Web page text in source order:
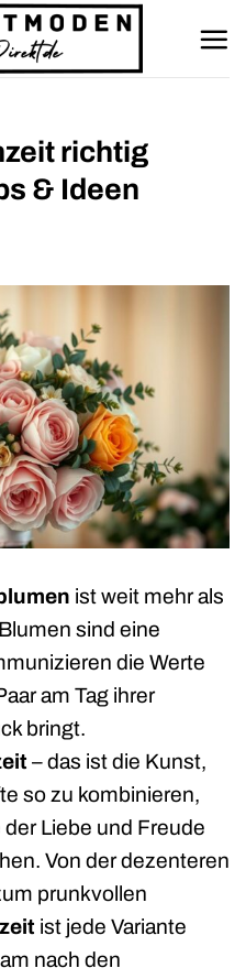
richtig
& Ideen
ist weit mehr als
sind eine
die Werte
am Tag ihrer
bringt.
– das ist die Kunst,
so zu kombinieren,
Liebe und Freude
Von der dezenteren
prunkvollen
ist jede Variante
nach den